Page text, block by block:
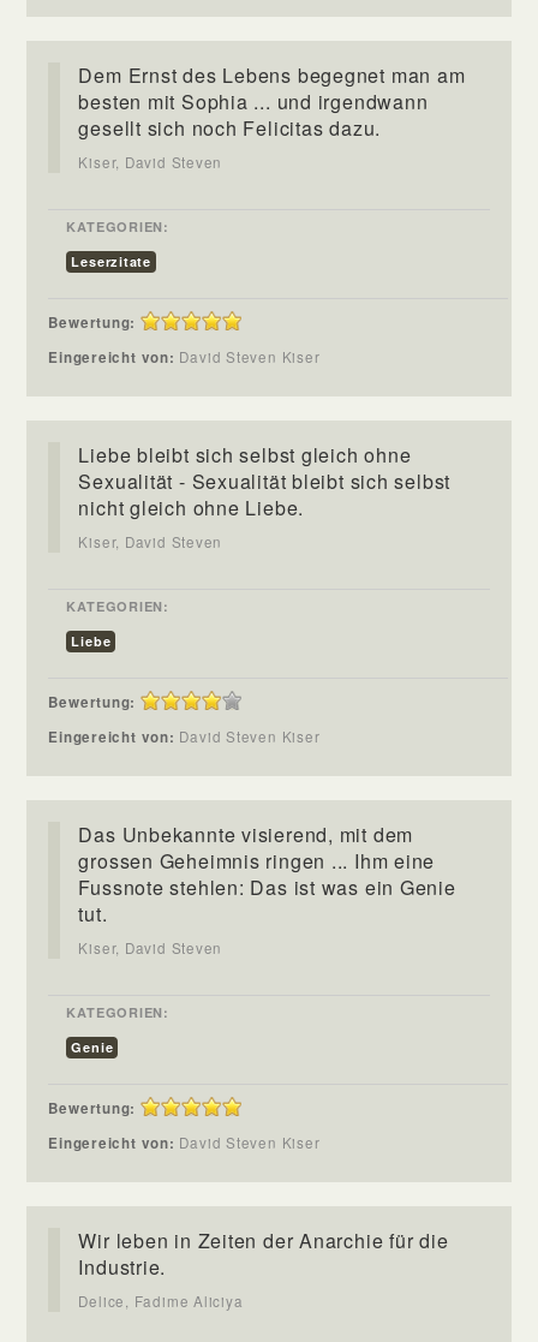
Dem Ernst des Lebens begegnet man am
besten mit Sophia ... und irgendwann
gesellt sich noch Felicitas dazu.
Kiser, David Steven
KATEGORIEN:
Leserzitate
Bewertung:
Eingereicht von: David Steven Kiser
Liebe bleibt sich selbst gleich ohne
Sexualität - Sexualität bleibt sich selbst
nicht gleich ohne Liebe.
Kiser, David Steven
KATEGORIEN:
Liebe
Bewertung:
Eingereicht von: David Steven Kiser
Das Unbekannte visierend, mit dem
grossen Geheimnis ringen ... Ihm eine
Fussnote stehlen: Das ist was ein Genie
tut.
Kiser, David Steven
KATEGORIEN:
Genie
Bewertung:
Eingereicht von: David Steven Kiser
Wir leben in Zeiten der Anarchie für die
Industrie.
Delice, Fadime Aliciya